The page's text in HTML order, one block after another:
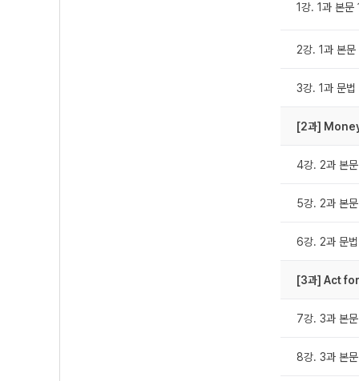
1강. 1과 본문
2강. 1과 본
3강. 1과 문법
[2과]
4강. 2과 본
5강. 2과 본
6강. 2과 문
[3과] Act
7강. 3과 본
8강. 3과 본